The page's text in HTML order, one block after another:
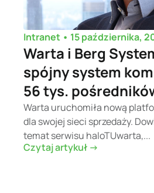
Intranet • 15 października,
Warta i Berg
spójny system
56 tys.
Warta uruchomiła nową
dla swojej sieci sprzedaży.
temat serwisu haloTUwarta,...
Czytaj artykuł ->